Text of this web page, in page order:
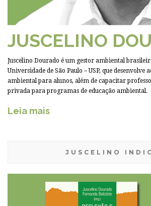
JUSCELINO
Juscelino Dourado é um gestor ambiental
Universidade de São Paulo – USP, que desenvolve
ambiental para alunos, além de capacitar
privada para programas de educação ambiental.
Leia mais
JUSCELINO